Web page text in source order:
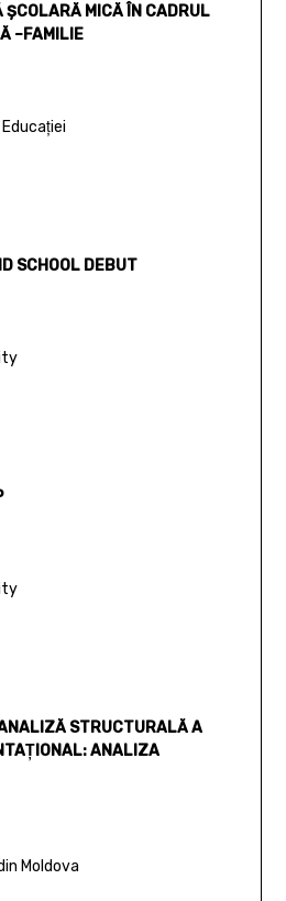
ŞCOLARĂ MICĂ ÎN CADRUL
–FAMILIE
SCHOOL DEBUT
STRUCTURALĂ A
ANALIZA
Moldova